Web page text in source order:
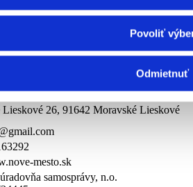
Povoliť
Odmietnuť
opatrovateľskej služby
Lieskové 26, 91642 Moravské Lieskové
mesto.sk
samosprávy, n.o.